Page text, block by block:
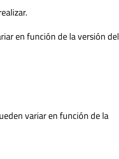
en función de la versión del
variar en función de la